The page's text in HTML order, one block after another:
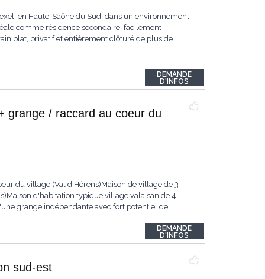
en Haute-Saône du Sud, dans un environnement
comme résidence secondaire, facilement
plat, privatif et entièrement clôturé de plus de
DEMANDE
D'INFOS
grange / raccard au coeur du
du village (Val d'Hérens)Maison de village de 3
d'habitation typique village valaisan de 4
grange indépendante avec fort potentiel de
DEMANDE
D'INFOS
sud-est